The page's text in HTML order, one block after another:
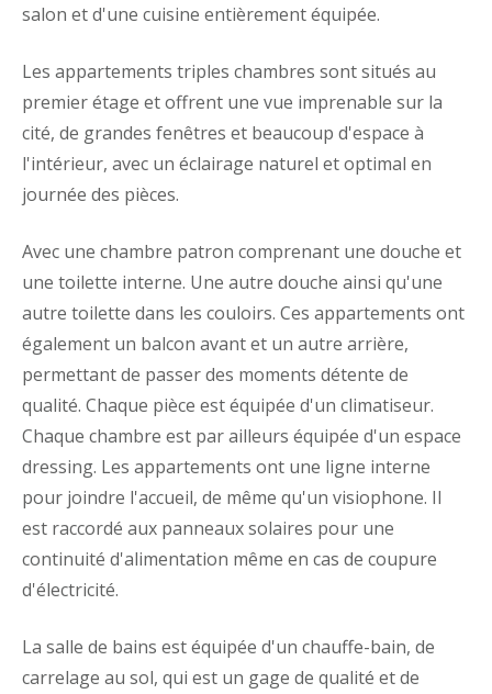
salon et d'une cuisine entièrement équipée.
Les appartements triples chambres sont situés au
premier étage et offrent une vue imprenable sur la
cité, de grandes fenêtres et beaucoup d'espace à
l'intérieur, avec un éclairage naturel et optimal en
journée des pièces.
Avec une chambre patron comprenant une douche et
une toilette interne. Une autre douche ainsi qu'une
autre toilette dans les couloirs. Ces appartements ont
également un balcon avant et un autre arrière,
permettant de passer des moments détente de
qualité. Chaque pièce est équipée d'un climatiseur.
Chaque chambre est par ailleurs équipée d'un espace
dressing. Les appartements ont une ligne interne
pour joindre l'accueil, de même qu'un visiophone. Il
est raccordé aux panneaux solaires pour une
continuité d'alimentation même en cas de coupure
d'électricité.
La salle de bains est équipée d'un chauffe-bain, de
carrelage au sol, qui est un gage de qualité et de